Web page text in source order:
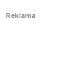
Reklama